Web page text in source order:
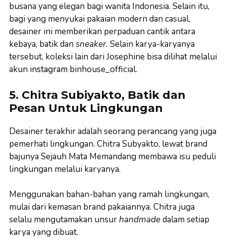
busana yang elegan bagi wanita Indonesia. Selain itu,
bagi yang menyukai pakaian modern dan casual,
desainer ini memberikan perpaduan cantik antara
kebaya, batik dan sneaker. Selain karya-karyanya
tersebut, koleksi lain dari Josephine bisa dilihat melalui
akun instagram binhouse_official.
5. Chitra Subiyakto, Batik dan
Pesan Untuk Lingkungan
Desainer terakhir adalah seorang perancang yang juga
pemerhati lingkungan. Chitra Subyakto, lewat brand
bajunya Sejauh Mata Memandang membawa isu peduli
lingkungan melalui karyanya.
Menggunakan bahan-bahan yang ramah lingkungan,
mulai dari kemasan brand pakaiannya. Chitra juga
selalu mengutamakan unsurhandmadedalam setiap
karya yang dibuat.